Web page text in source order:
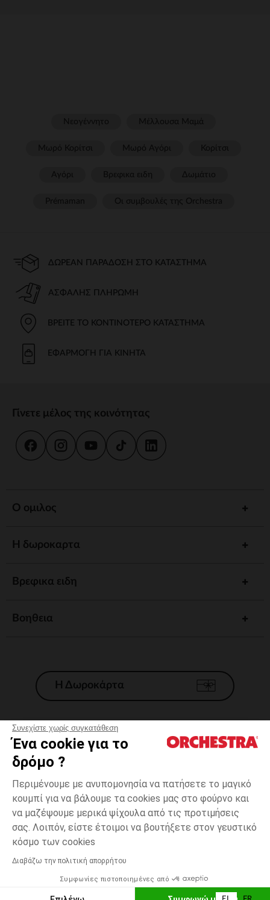
Συνεχίστε χωρίς συγκατάθεση
Ένα cookie για το
δρόμο ?
Περιμένουμε με ανυπομονησία να πατήσετε το μαγικό
κουμπί για να βάλουμε τα cookies μας στο φούρνο και
να μαζέψουμε μερικά ψίχουλα από τις προτιμήσεις
σας. Λοιπόν, είστε έτοιμοι να βουτήξετε στον γευστικό
κόσμο των cookies
Διαβάζω την πολιτική απορρήτου
Συμφωνίες πιστοποιημένες από
Ροζ
9
Δυνατότητα πληρωμής με
ΕΠΙΛΟΓΗ ΜΕΓΕΘΟΥΣ
ΔΩΡΕΆΝ ΠΑΡΆΔΟΣΗ ΣΤΟ ΚΑΤΆΣΤΗΜΑ
ΑΣΦΑΛΉΣ ΠΛΗΡΩΜΉ
ΒΡΕΊΤΕ ΤΟ ΚΟΝΤΙΝΌΤΕΡΟ ΚΑΤΆΣΤΗΜΑ
ΕΦΑΡΜΟΓΉ ΓΙΑ ΚΙΝΗΤΆ
Γίνετε μέλος της κοινότητας
Ο ομιλος
Η δωροκαρτα
Βρεφικα ειδη
Βοηθεια
Η Δωροκάρτα
Γενικοί 'Οροι Πώλησης
*Εμπορικες προσφορες
Προσωπικά δεδομένα
Διαχείρηση των cookies
Προσβασιμότητα: μη συμμορφούμενη
H Orchestra συμμετέχει στον κωδικά δεοντολογίας και στο σύστημα
μεσολάβησης της Γαλλικής Ομοσπονδίας Ηλεκτρονικού Εμπορίου.